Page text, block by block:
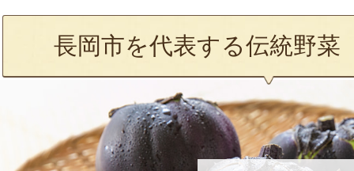
長岡市を代表する伝統野菜